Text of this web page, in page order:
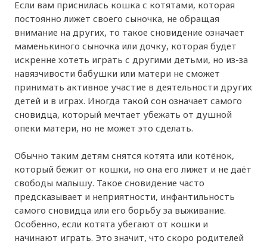
Если вам приснилась кошка с котятами, которая
постоянно лижет своего сыночка, не обращая
внимание на других, то такое сновидение означает
маменькиного сыночка или дочку, которая будет
искренне хотеть играть с другими детьми, но из-за
навязчивости бабушки или матери не сможет
принимать активное участие в деятельности других
детей и в играх. Иногда такой сон означает самого
сновидца, который мечтает убежать от душной
опеки матери, но не может это сделать.
Обычно таким детям снятся котята или котёнок,
который бежит от кошки, но она его лижет и не даёт
свободы малышу. Такое сновидение часто
предсказывает и неприятности, инфантильность
самого сновидца или его борьбу за выживание.
Особенно, если котята убегают от кошки и
начинают играть. Это значит, что скоро родителей